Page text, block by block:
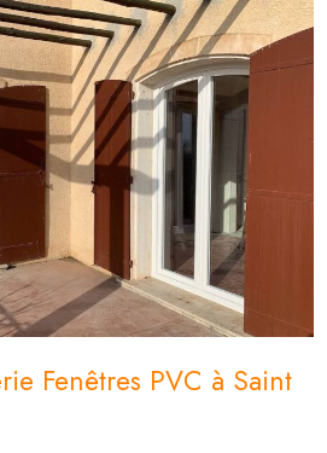
Fenêtres PVC à Saint